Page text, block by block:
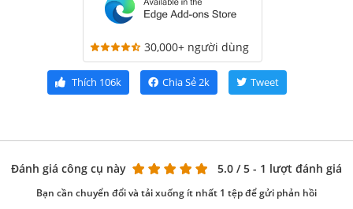
30,000+ người dùng
Thích 106k Chia Sẻ2k Tweet
Đánh giá công cụ này 5.0 / 5 - 1 lượt đánh giá
Bạn cần chuyển đổi và tải xuống ít nhất 1 tệp để gửi phản hồi